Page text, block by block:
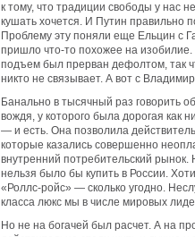
к тому, что традиции свободы у нас
кушать хочется. И Путин правильно
Проблему эту поняли еще Ельцин с
пришло что-то похожее на
подъем был прерван дефолтом, так
никто не связывает. А вот с
Банально в тысячный раз говорить
вождя, у которого была дорогая как
— и есть. Она позволила
которые казались совершенно
внутренний потребительский рынок.
нельзя было бы купить в России.
«Роллс-ройс» — сколько угодно.
класса люкс мы в числе мировых
Но не на богачей был расчет. А на